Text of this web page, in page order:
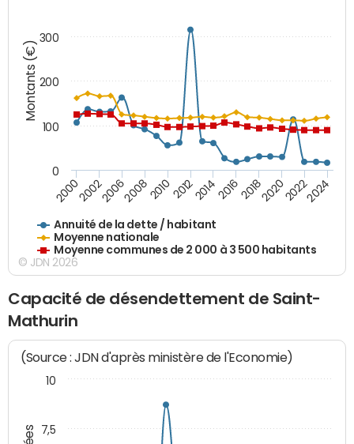
Montants (€)
Annuité de la dette / habitant
Moyenne nationale
Moyenne communes de 2 000 à 3 500 habitants
200020022006200820102012201420162018202020222024
0
100
200
300
© JDN 2026
Capacité de désendettement de Saint-
Mathurin
(Source : JDN d'après ministère de l'Economie)
7,5
10